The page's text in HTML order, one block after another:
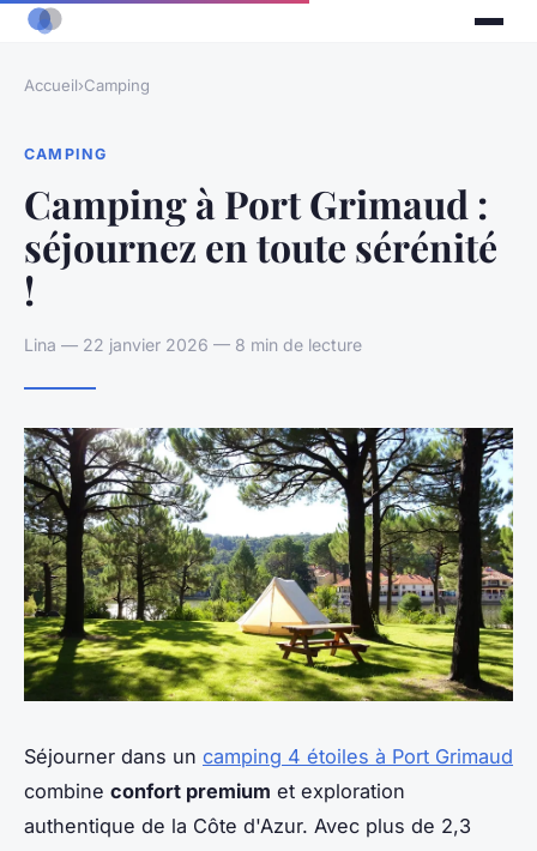
Accueil›Camping
CAMPING
Camping à Port Grimaud :
séjournez en toute sérénité
!
Lina — 22 janvier 2026 — 8 min de lecture
Séjourner dans un camping 4 étoiles à Port Grimaud
combine confort premium et exploration
authentique de la Côte d'Azur. Avec plus de 2,3